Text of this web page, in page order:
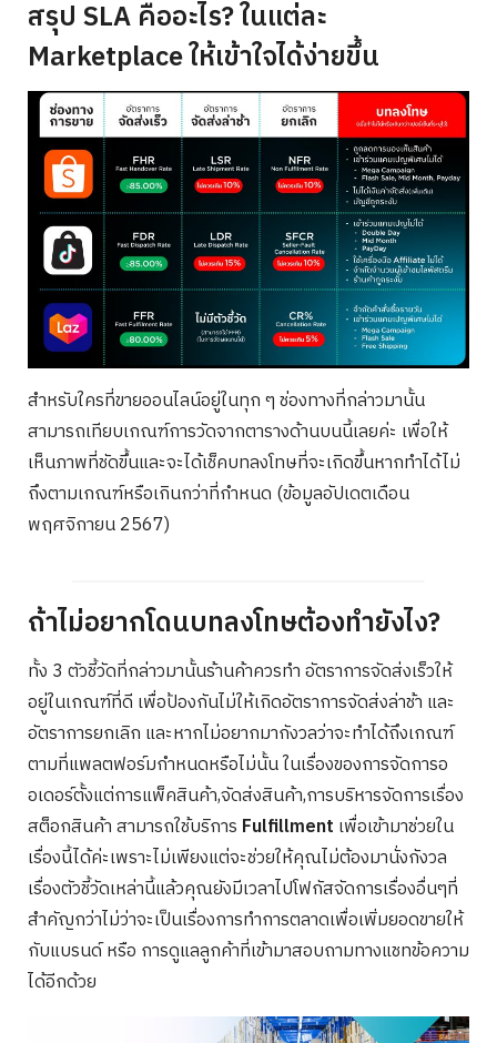
สรุป SLA คืออะไร? ในแต่ละ
Marketplace ให้เข้าใจได้ง่ายขึ้น
สำหรับใครที่ขายออนไลน์อยู่ในทุก ๆ ช่องทางที่กล่าวมานั้น
สามารถเทียบเกณฑ์การวัดจากตารางด้านบนนี้เลยค่ะ เพื่อให้
เห็นภาพที่ชัดขึ้นและจะได้เช็คบทลงโทษที่จะเกิดขึ้นหากทำได้ไม่
ถึงตามเกณฑ์หรือเกินกว่าที่กำหนด (ข้อมูลอัปเดตเดือน
พฤศจิกายน 2567)
ถ้าไม่อยากโดนบทลงโทษต้องทำยังไง?
ทั้ง 3 ตัวชี้วัดที่กล่าวมานั้นร้านค้าควรทำ อัตราการจัดส่งเร็วให้
อยู่ในเกณฑ์ที่ดี เพื่อป้องกันไม่ให้เกิดอัตราการจัดส่งล่าช้า และ
อัตราการยกเลิก และหากไม่อยากมากังวลว่าจะทำได้ถึงเกณฑ์
ตามที่แพลตฟอร์มกำหนดหรือไม่นั้น ในเรื่องของการจัดการอ
อเดอร์ตั้งแต่การแพ็คสินค้า,จัดส่งสินค้า,การบริหารจัดการเรื่อง
สต็อกสินค้า สามารถใช้บริการ Fulfillment เพื่อเข้ามาช่วยใน
เรื่องนี้ได้ค่ะเพราะไม่เพียงแต่จะช่วยให้คุณไม่ต้องมานั่งกังวล
เรื่องตัวชี้วัดเหล่านี้แล้วคุณยังมีเวลาไปโฟกัสจัดการเรื่องอื่นๆที่
สำคัญกว่าไม่ว่าจะเป็นเรื่องการทำการตลาดเพื่อเพิ่มยอดขายให้
กับแบรนด์ หรือ การดูแลลูกค้าที่เข้ามาสอบถามทางแชทข้อความ
ได้อีกด้วย